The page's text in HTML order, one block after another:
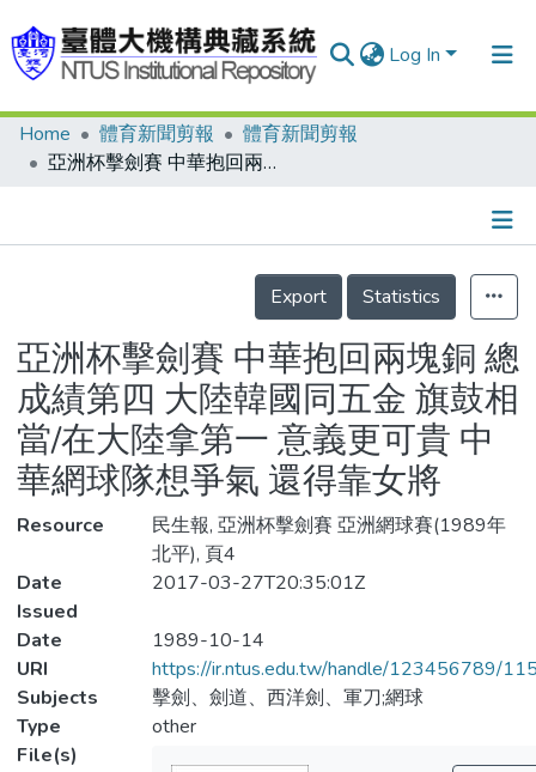
Log In
Communities & Collections
Statistics
Home 體育新聞剪報
體育新聞剪報
亞洲杯擊劍賽 中華抱回兩塊銅 總成績第四 大陸韓國同五金 旗鼓相當/在大陸拿第一 意義更可貴 中華網球隊想爭氣 還得靠女將
Details
Export
Statistics
亞洲杯擊劍賽 中華抱回兩塊銅 總
成績第四 大陸韓國同五金 旗鼓相
當/在大陸拿第一 意義更可貴 中
華網球隊想爭氣 還得靠女將
Resource
民生報, 亞洲杯擊劍賽 亞洲網球賽(1989年
北平), 頁4
Date
Issued
2017-03-27T20:35:01Z
Date
1989-10-14
URI
https://ir.ntus.edu.tw/handle/123456789/
Subjects
擊劍、劍道、西洋劍、軍刀;網球
Type
other
File(s)